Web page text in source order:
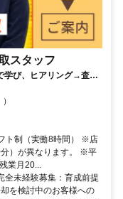
スタッフ
学び、ヒアリング→査定
ト制（実働8時間） ※店
）が異なります。 ※平
業月20...
全未経験募集：育成前提
を検討中のお客様への